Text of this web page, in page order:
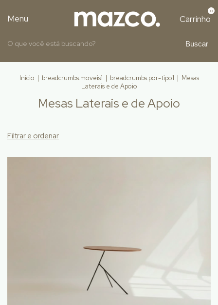
Menu Carrinho
0
Buscar
Início | breadcrumbs.moveis1 | breadcrumbs.por-tipo1 | Mesas
Laterais e de Apoio
Mesas Laterais e de Apoio
Filtrar e ordenar